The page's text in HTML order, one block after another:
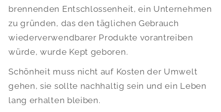
brennenden Entschlossenheit, ein Unternehmen
zu gründen, das den täglichen Gebrauch
wiederverwendbarer Produkte vorantreiben
würde, wurde Kept geboren.
Schönheit muss nicht auf Kosten der Umwelt
gehen, sie sollte nachhaltig sein und ein Leben
lang erhalten bleiben.